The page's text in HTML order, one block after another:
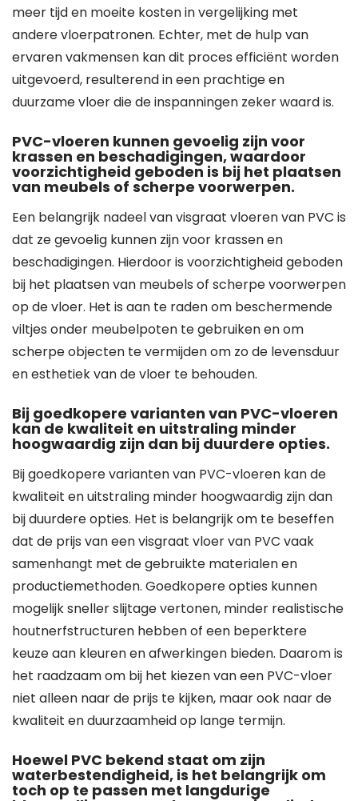
meer tijd en moeite kosten in vergelijking met
andere vloerpatronen. Echter, met de hulp van
ervaren vakmensen kan dit proces efficiënt worden
uitgevoerd, resulterend in een prachtige en
duurzame vloer die de inspanningen zeker waard is.
PVC-vloeren kunnen gevoelig zijn voor
krassen en beschadigingen, waardoor
voorzichtigheid geboden is bij het plaatsen
van meubels of scherpe voorwerpen.
Een belangrijk nadeel van visgraat vloeren van PVC is
dat ze gevoelig kunnen zijn voor krassen en
beschadigingen. Hierdoor is voorzichtigheid geboden
bij het plaatsen van meubels of scherpe voorwerpen
op de vloer. Het is aan te raden om beschermende
viltjes onder meubelpoten te gebruiken en om
scherpe objecten te vermijden om zo de levensduur
en esthetiek van de vloer te behouden.
Bij goedkopere varianten van PVC-vloeren
kan de kwaliteit en uitstraling minder
hoogwaardig zijn dan bij duurdere opties.
Bij goedkopere varianten van PVC-vloeren kan de
kwaliteit en uitstraling minder hoogwaardig zijn dan
bij duurdere opties. Het is belangrijk om te beseffen
dat de prijs van een visgraat vloer van PVC vaak
samenhangt met de gebruikte materialen en
productiemethoden. Goedkopere opties kunnen
mogelijk sneller slijtage vertonen, minder realistische
houtnerfstructuren hebben of een beperktere
keuze aan kleuren en afwerkingen bieden. Daarom is
het raadzaam om bij het kiezen van een PVC-vloer
niet alleen naar de prijs te kijken, maar ook naar de
kwaliteit en duurzaamheid op lange termijn.
Hoewel PVC bekend staat om zijn
waterbestendigheid, is het belangrijk om
toch op te passen met langdurige